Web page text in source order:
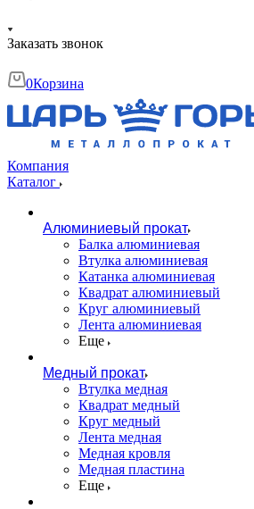
Заказать звонок
0Корзина
Компания
Каталог
Алюминиевый прокат
Балка алюминиевая
Втулка алюминиевая
Катанка алюминиевая
Квадрат алюминиевый
Круг алюминиевый
Лента алюминиевая
Еще
Медный прокат
Втулка медная
Квадрат медный
Круг медный
Лента медная
Медная кровля
Медная пластина
Еще